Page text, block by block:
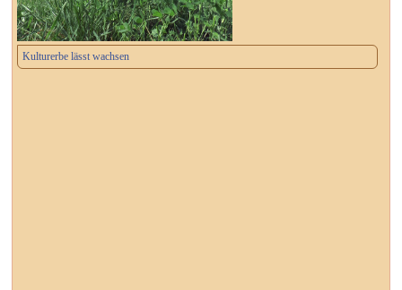
Kulturerbe lässt wachsen